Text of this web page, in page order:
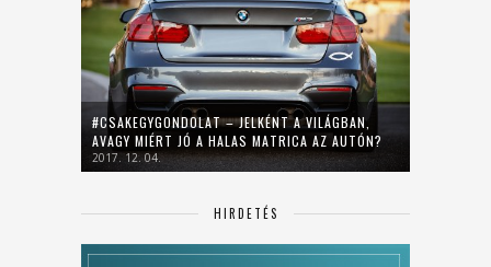
#CSAKEGYGONDOLAT – JELKÉNT A VILÁGBAN,
AVAGY MIÉRT JÓ A HALAS MATRICA AZ AUTÓN?
2017. 12. 04.
HIRDETÉS